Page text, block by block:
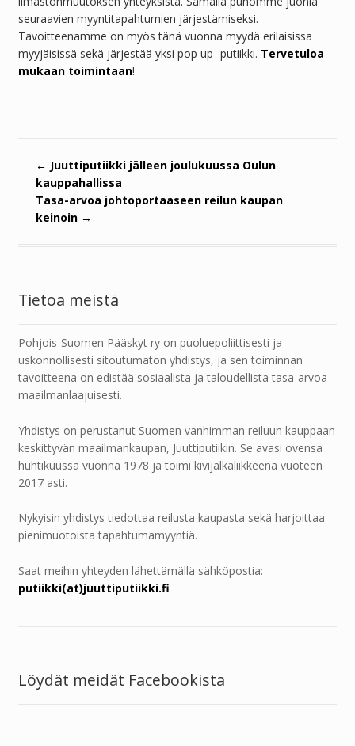
seuraavien myyntitapahtumien järjestämiseksi.
Tavoitteenamme on myös tänä vuonna myydä erilaisissa
myyjäisissä sekä järjestää yksi pop up -putiikki. Tervetuloa
mukaan toimintaan!
← Juuttiputiikki jälleen joulukuussa Oulun
kauppahallissa
Tasa-arvoa johtoportaaseen reilun kaupan
keinoin →
Tietoa meistä
Pohjois-Suomen Pääskyt ry on puoluepoliittisesti ja
uskonnollisesti sitoutumaton yhdistys, ja sen toiminnan
tavoitteena on edistää sosiaalista ja taloudellista tasa-arvoa
maailmanlaajuisesti.
Yhdistys on perustanut Suomen vanhimman reiluun kauppaan
keskittyvän maailmankaupan, Juuttiputiikin. Se avasi ovensa
huhtikuussa vuonna 1978 ja toimi kivijalkaliikkeenä vuoteen
2017 asti.
Nykyisin yhdistys tiedottaa reilusta kaupasta sekä harjoittaa
pienimuotoista tapahtumamyyntiä.
Saat meihin yhteyden lähettämällä sähköpostia:
putiikki(at)juuttiputiikki.fi
Löydät meidät Facebookista